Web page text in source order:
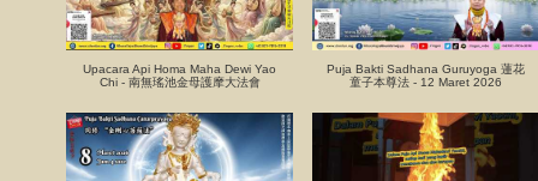
Upacara Api Homa Maha Dewi Yao
Chi - 南無瑤池金母護摩大法會
Puja Bakti Sadhana Guruyoga 蓮花
童子本尊法 - 12 Maret 2026